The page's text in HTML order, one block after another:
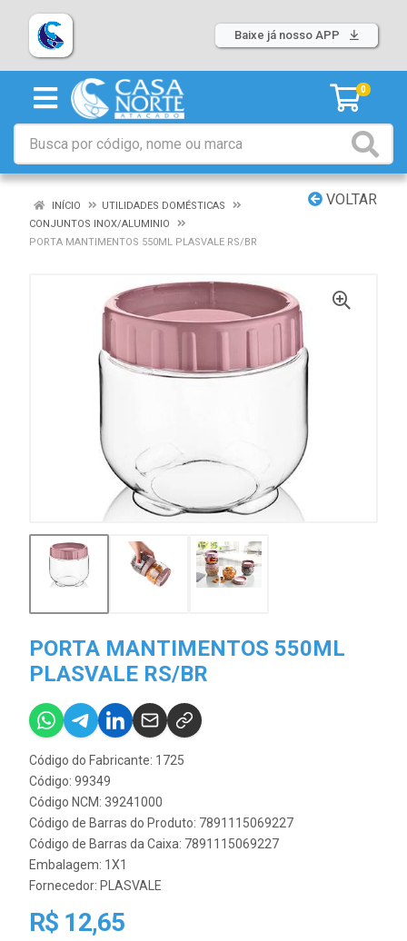
Baixe já nosso APP
0
VOLTAR
INÍCIO
UTILIDADES DOMÉSTICAS
CONJUNTOS INOX/ALUMINIO
PORTA MANTIMENTOS 550ML PLASVALE RS/BR
PORTA MANTIMENTOS 550ML
PLASVALE RS/BR
Código do Fabricante: 1725
Código: 99349
Código NCM: 39241000
Código de Barras do Produto: 7891115069227
Código de Barras da Caixa: 7891115069227
Embalagem: 1X1
Fornecedor: PLASVALE
R$ 12,65